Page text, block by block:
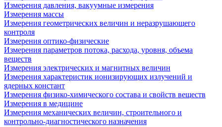
Измерения давления, вакуумные измерения
Измерения массы
Измерения геометрических величин и неразрушающего
контроля
Измерения оптико-физические
Измерения параметров потока, расхода, уровня, объема
веществ
Измерения электрических и магнитных величин
Измерения характеристик ионизирующих излучений и
ядерных констант
Измерения физико-химического состава и свойств веществ
Измерения в медицине
Измерения механических величин, строительного и
контрольно-диагностического назначения